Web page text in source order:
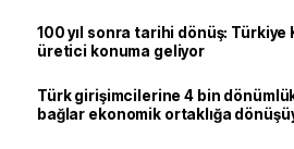
100 yıl sonra tarihi dönüş: Türkiye
üretici konuma geliyor
Türk girişimcilerine 4 bin
bağlar ekonomik ortaklığa